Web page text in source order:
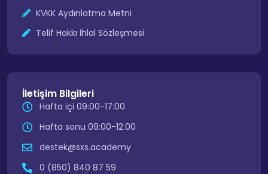
KVKK Aydınlatma Metni
Telif Hakkı İhlal Sözleşmesi
İletişim Bilgileri
Hafta içi 09:00-17:00
Hafta sonu 09:00-12:00
destek@sxs.academy
0 (850) 840 87 59